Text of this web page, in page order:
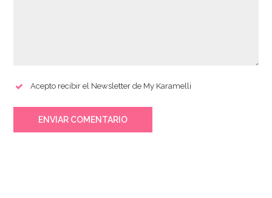
Acepto recibir el Newsletter de My Karamelli
ENVIAR COMENTARIO